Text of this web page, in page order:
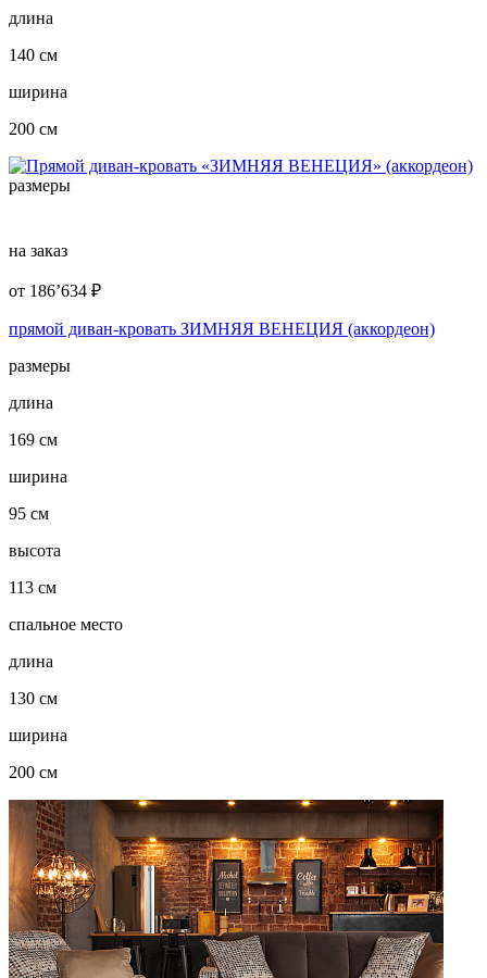
длина
140 см
ширина
200 см
размеры
на заказ
от 186’634 ₽
прямой диван-кровать ЗИМНЯЯ ВЕНЕЦИЯ (аккордеон)
размеры
длина
169 см
ширина
95 см
высота
113 см
спальное место
длина
130 см
ширина
200 см